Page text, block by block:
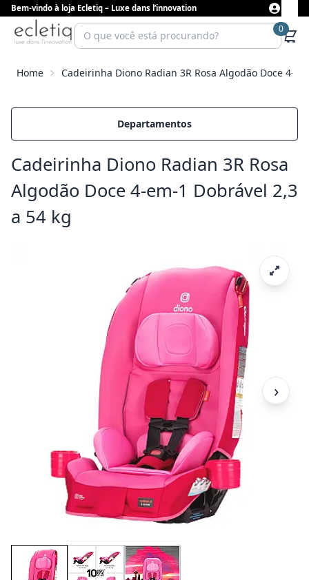
Bem-vindo à loja Ecletiq – Luxe dans l’innovation
0
Home Cadeirinha Diono Radian 3R Rosa Algodão Doce 4-
Departamentos
Cadeirinha Diono Radian 3R Rosa
Algodão Doce 4-em-1 Dobrável 2,3
a 54 kg
›